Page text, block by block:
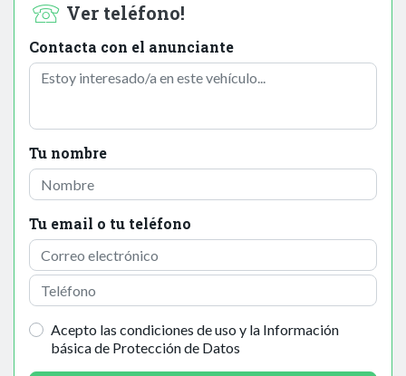
Ver teléfono!
Contacta con el anunciante
Tu nombre
Tu email o tu teléfono
Acepto las condiciones de uso y la Información
básica de Protección de Datos